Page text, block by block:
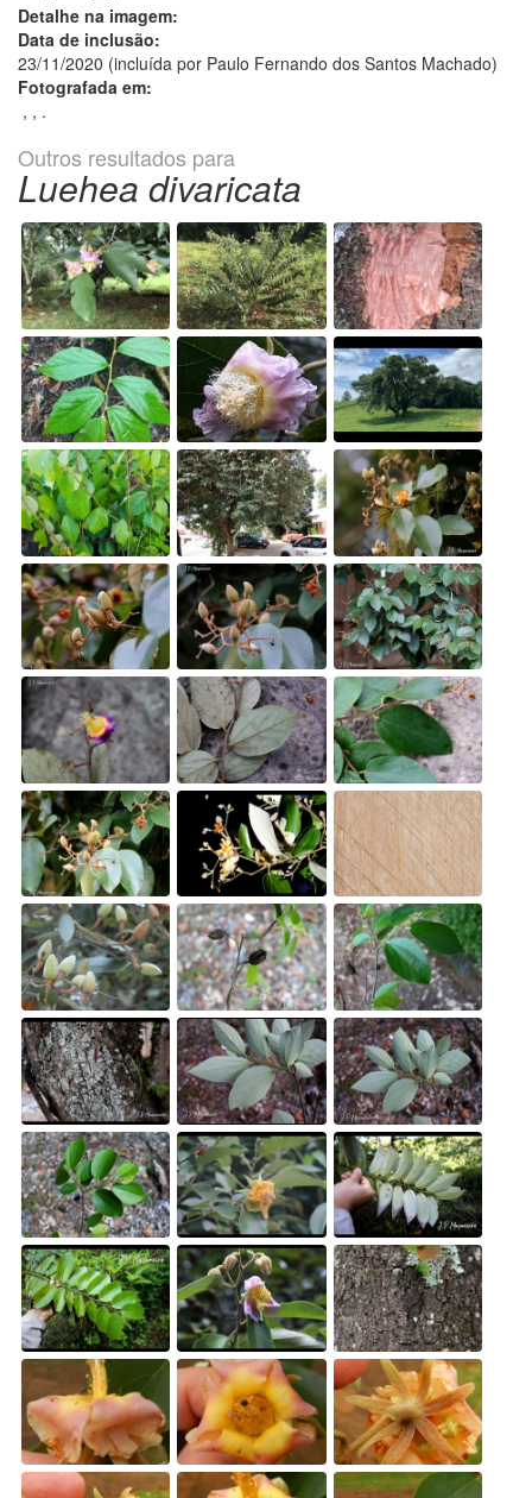
Detalhe na imagem:
Data de inclusão:
23/11/2020 (incluída por Paulo Fernando dos Santos Machado)
Fotografada em:
, , .
Outros resultados para
Luehea divaricata